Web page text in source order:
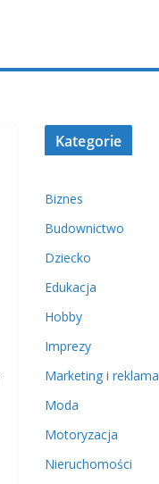
Kategorie
Biznes
Budownictwo
Dziecko
Edukacja
Hobby
Imprezy
Marketing i reklama
Moda
Motoryzacja
Nieruchomości